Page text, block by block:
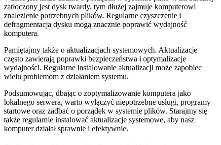
zatłoczony jest dysk twardy, tym dłużej zajmuje komputerowi
znalezienie potrzebnych plików. Regularne czyszczenie i
defragmentacja dysku mogą znacznie poprawić wydajność
komputera.
Pamiętajmy także ⁢o aktualizacjach systemowych. Aktualizacje
często⁢ zawierają poprawki bezpieczeństwa⁢ i optymalizacje
wydajności. Regularne instalowanie‍ aktualizacji może ‍zapobiec
wielu problemom z ⁢działaniem systemu.
Podsumowując,‌ dbając o zoptymalizowanie komputera jako ​
lokalnego serwera, warto⁣ wyłączyć niepotrzebne usługi, programy
startowe oraz zadbać ⁤o porządek w systemie⁤ plików.‍ Starajmy się
także regularnie instalować aktualizacje systemowe, aby⁤ nasz
‌komputer działał sprawnie i efektywnie.